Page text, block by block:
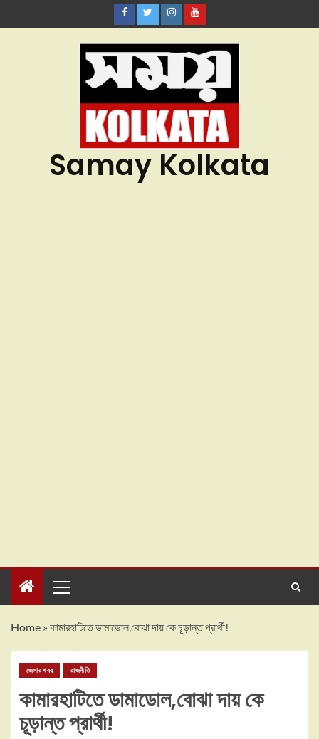
Samay Kolkata
Home » কামারহাটিতে ডামাডোল,বোঝা দায় কে চূড়ান্ত প্রার্থী!
জেলার খবর রাজনীতি
কামারহাটিতে ডামাডোল,বোঝা দায় কে
চূড়ান্ত প্রার্থী!